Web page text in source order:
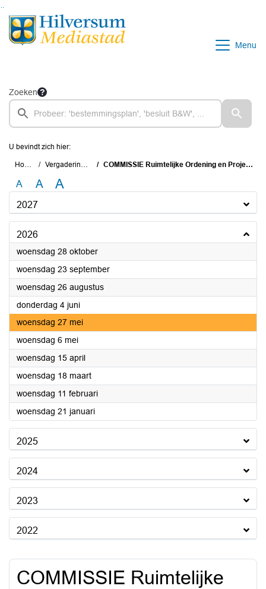
Ga naar de inhoud van deze pagina
Ga naar het zoeken
Menu
Zoeken
U bevindt zich hier:
Home Vergaderingen COMMISSIE Ruimtelijke Ordening en Projecten
A A A
2027
2026
woensdag 28 oktober2026
woensdag 23 september2026
woensdag 26 augustus2026
donderdag 4 juni2026
woensdag 27 mei2026
woensdag 6 mei2026
woensdag 15 april2026
woensdag 18 maart2026
woensdag 11 februari2026
woensdag 21 januari2026
2025
2024
2023
2022
COMMISSIE Ruimtelijke